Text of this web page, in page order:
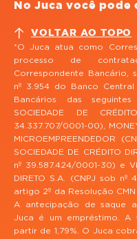
VOLTAR AO TOPO
No Juca você pode
*O Juca atua como
processo de
Correspondente Bancário,
nº 3.954 do Banco
Bancários das
SOCIEDADE DE
34.337.707/0001-00),
MICROEMPREENDEDOR
SOCIEDADE DE CRÉDITO
nº 39.587.424/0001-30) e
DIRETO S.A. (CNPJ sob
artigo 2º da Resolução
A antecipação de saque
Juca é um empréstimo.
partir de 1,79%. O Juca